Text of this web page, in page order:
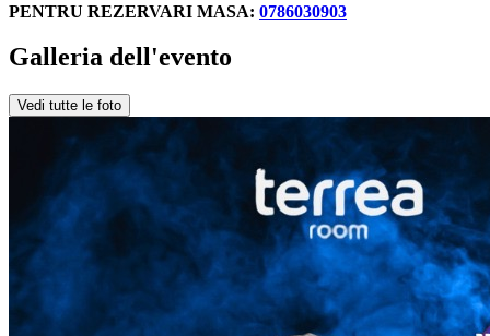
PENTRU REZERVARI MASA: 0786030903
Galleria dell'evento
Vedi tutte le foto